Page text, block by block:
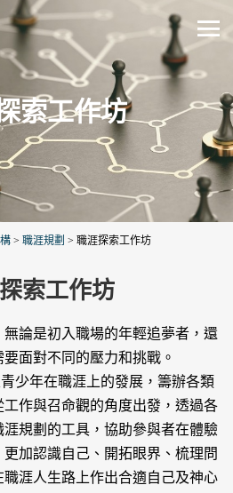
索工作坊
> 職涯規劃 > 職涯探索工作坊
索工作坊
論是初入職場的年輕追夢者，還
面對不同的壓力和挑戰。
少年在職涯上的發展，籌辦各類
作與召命觀的角度出發，透過各
規劃的工具，協助參與者在體驗
加認識自己、開拓眼界、梳理問
涯人生路上作出合適自己及神心